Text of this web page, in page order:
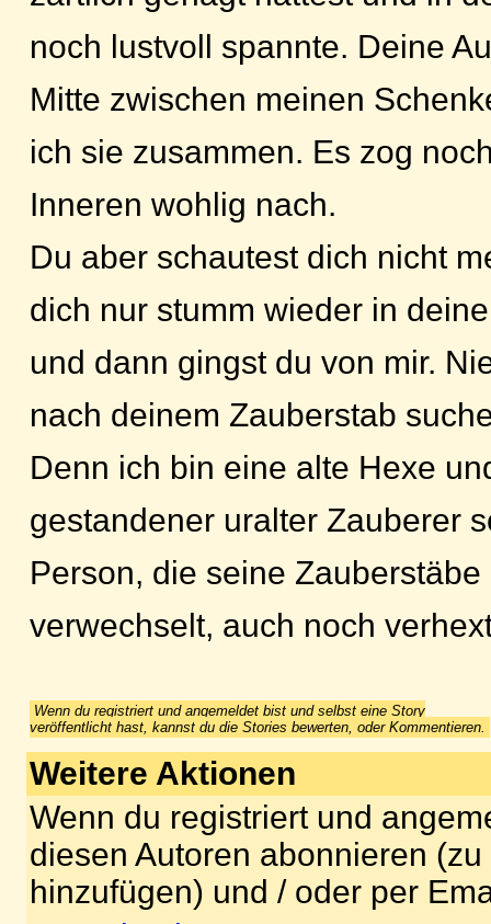
noch lustvoll spannte. Deine
Mitte zwischen meinen
ich sie zusammen. Es zog
Inneren wohlig nach.
Du aber schautest dich nicht
dich nur stumm wieder in
und dann gingst du von mir.
nach deinem Zauberstab
Denn ich bin eine alte Hexe
gestandener uralter Zauberer
Person, die seine Zauberstäbe
verwechselt, auch noch
Wenn du registriert und angemeldet bist und selbst eine Story
veröffentlicht hast, kannst du die Stories bewerten, oder Kommentieren.
Weitere Aktionen
Wenn du registriert und
diesen Autoren abonnieren
hinzufügen) und / oder per